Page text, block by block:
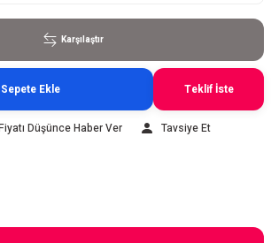
Karşılaştır
Sepete Ekle Teklif İste
Düşünce Haber Ver Tavsiye Et